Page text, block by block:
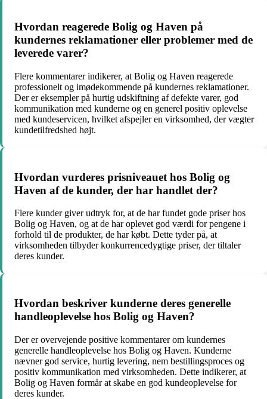
Hvordan reagerede Bolig og Haven på
kundernes reklamationer eller problemer med de
leverede varer?
Flere kommentarer indikerer, at Bolig og Haven reagerede
professionelt og imødekommende på kundernes reklamationer.
Der er eksempler på hurtig udskiftning af defekte varer, god
kommunikation med kunderne og en generel positiv oplevelse
med kundeservicen, hvilket afspejler en virksomhed, der vægter
kundetilfredshed højt.
Hvordan vurderes prisniveauet hos Bolig og
Haven af de kunder, der har handlet der?
Flere kunder giver udtryk for, at de har fundet gode priser hos
Bolig og Haven, og at de har oplevet god værdi for pengene i
forhold til de produkter, de har købt. Dette tyder på, at
virksomheden tilbyder konkurrencedygtige priser, der tiltaler
deres kunder.
Hvordan beskriver kunderne deres generelle
handleoplevelse hos Bolig og Haven?
Der er overvejende positive kommentarer om kundernes
generelle handleoplevelse hos Bolig og Haven. Kunderne
nævner god service, hurtig levering, nem bestillingsproces og
positiv kommunikation med virksomheden. Dette indikerer, at
Bolig og Haven formår at skabe en god kundeoplevelse for
deres kunder.